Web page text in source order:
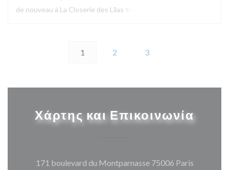
de nouveau à La Closerie des Lilas ✨
1 2 3
Χάρτης και Επικοινωνία
171 boulevard du Montparnasse 75006 Paris